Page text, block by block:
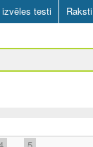
izvēles testi Raksti